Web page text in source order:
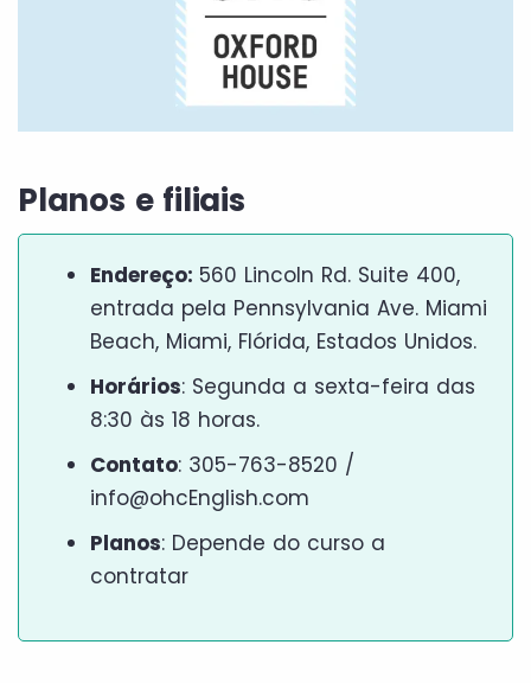
Planos e filiais
Endereço: 560 Lincoln Rd. Suite 400,
entrada pela Pennsylvania Ave. Miami
Beach, Miami, Flórida, Estados Unidos.
Horários: Segunda a sexta-feira das
8:30 às 18 horas.
Contato: 305-763-8520 /
info@ohcEnglish.com
Planos: Depende do curso a
contratar